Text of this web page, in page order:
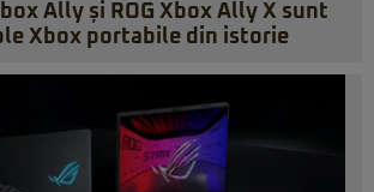
Ally și ROG Xbox Ally X sunt
Xbox portabile din istorie